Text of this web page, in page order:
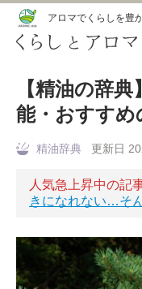
アロマでくらしを豊
【精油の辞
能・おすすめ
精油辞典 更新日
人気急上昇中の記
きになれない…そ